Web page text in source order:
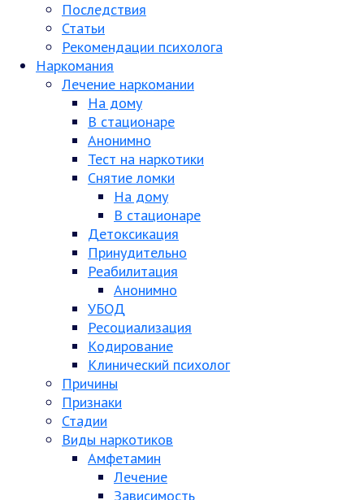
Последствия
Статьи
Рекомендации психолога
Наркомания
Лечение наркомании
На дому
В стационаре
Анонимно
Тест на наркотики
Снятие ломки
На дому
В стационаре
Детоксикация
Принудительно
Реабилитация
Анонимно
УБОД
Ресоциализация
Кодирование
Клинический психолог
Причины
Признаки
Стадии
Виды наркотиков
Амфетамин
Лечение
Зависимость